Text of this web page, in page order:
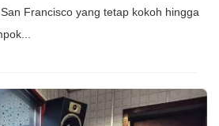
Francisco yang tetap kokoh hingga